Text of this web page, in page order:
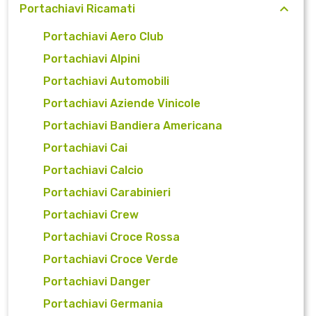
Portachiavi Ricamati
Portachiavi Aero Club
Portachiavi Alpini
Portachiavi Automobili
Portachiavi Aziende Vinicole
Portachiavi Bandiera Americana
Portachiavi Cai
Portachiavi Calcio
Portachiavi Carabinieri
Portachiavi Crew
Portachiavi Croce Rossa
Portachiavi Croce Verde
Portachiavi Danger
Portachiavi Germania